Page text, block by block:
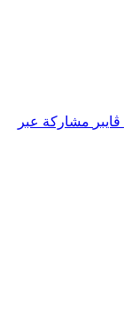
ڤايبر مشاركة عبر